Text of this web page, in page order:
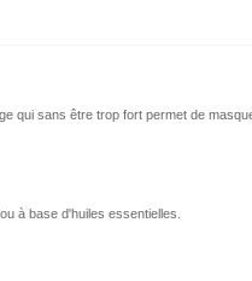
qui sans être trop fort permet de
à base d'huiles essentielles.